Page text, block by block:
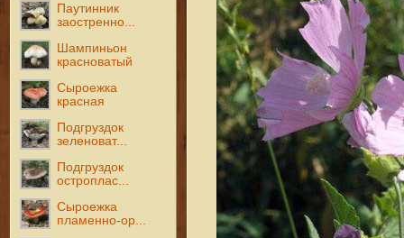
Паутинник
заостренно...
Шампиньон
красноватый
Сыроежка
красная
Подгруздок
зеленоват...
Подгруздок
остроплас...
Сыроежка
пламенно-ор...